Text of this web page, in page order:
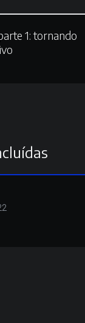
1:tornando